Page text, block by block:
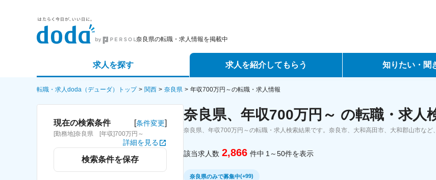
奈良県の転職・求人情報を掲載中
求人を探す
詳細条件から探す
求人特集から探す
求人を紹介してもらう
エージェントサービス
スカウトサービス
知りたい・聞
データで見る転職
転職・求人doda（デューダ）トップ 関西 奈良県 年収700万円～の転職・求人情報
現在の検索条件 [条件変更]
[勤務地]奈良県 [年収]700万円～
詳細を見る
検索条件を保存
奈良県、年収700万円～ の転職・求人
奈良県、年収700万円～の転職・求人検索結果です。奈良市、大和高田市、大和郡山市など
該当求人数 2,866 件中 1～50件を表示
奈良県のみで募集中(+99)